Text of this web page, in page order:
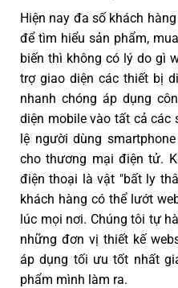
Hiện nay đa số khách
để tìm hiểu sản phẩm,
biến thì không có lý do gì
trợ giao diện các thiết bị
nhanh chóng áp dụng
diện mobile vào tất cả các
lệ người dùng
cho thương mại điện tử.
điện thoại là vật "bất ly
khách hàng có thể lướt
lúc mọi nơi. Chúng tôi tự
những đơn vị thiết kế
áp dụng tối ưu tốt nhất
phẩm mình làm ra.